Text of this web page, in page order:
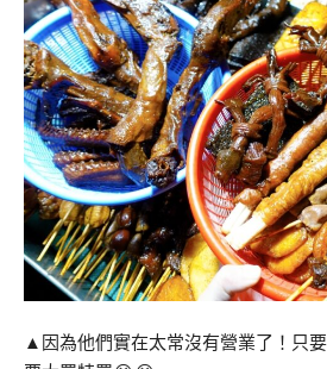
▲因為他們實在太常沒有營業了！只